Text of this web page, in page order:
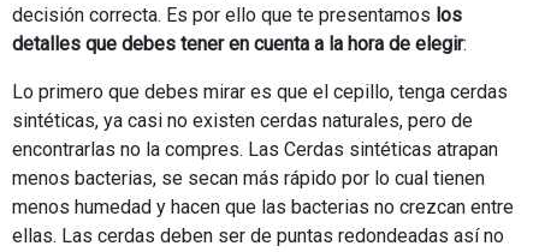
decisión correcta. Es por ello que te presentamos los
detalles que debes tener en cuenta a la hora de elegir:
Lo primero que debes mirar es que el cepillo, tenga cerdas
sintéticas, ya casi no existen cerdas naturales, pero de
encontrarlas no la compres. Las Cerdas sintéticas atrapan
menos bacterias, se secan más rápido por lo cual tienen
menos humedad y hacen que las bacterias no crezcan entre
ellas. Las cerdas deben ser de puntas redondeadas así no